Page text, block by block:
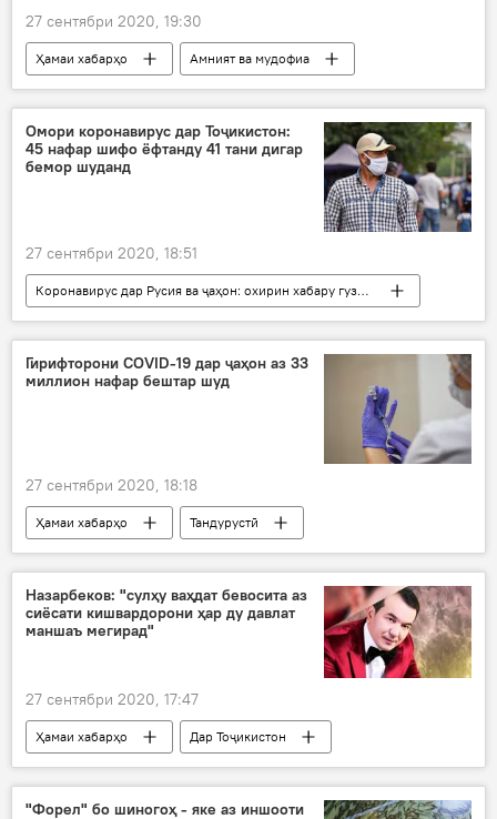
27 сентябри 2020, 19:30
Ҳамаи хабарҳо
Амният ва мудофиа
Арманистон
Озарбойҷон
Дар Русия
Омори коронавирус дар Тоҷикистон:
45 нафар шифо ёфтанду 41 тани дигар
бемор шуданд
27 сентябри 2020, 18:51
Коронавирус дар Русия ва ҷаҳон: охирин хабару гузоришҳо
Тандурустӣ
Дар Тоҷикистон
Ҳамаи хабарҳо
Гирифторони COVID-19 дар ҷаҳон аз 33
миллион нафар бештар шуд
27 сентябри 2020, 18:18
Ҳамаи хабарҳо
Тандурустӣ
Дар ҷаҳон
Дар Тоҷикистон
Назарбеков: "сулҳу ваҳдат бевосита аз
сиёсати кишвардорони ҳар ду давлат
маншаъ мегирад"
27 сентябри 2020, 17:47
Ҳамаи хабарҳо
Дар Тоҷикистон
Сиёсат
Ӯзбекистон
"Форел" бо шиногоҳ - яке аз иншооти